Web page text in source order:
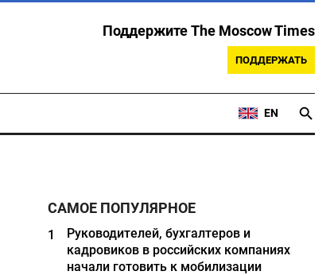
Поддержите The Moscow Times
ПОДДЕРЖАТЬ
EN
САМОЕ ПОПУЛЯРНОЕ
1
Руководителей, бухгалтеров и
кадровиков в российских компаниях
начали готовить к мобилизации